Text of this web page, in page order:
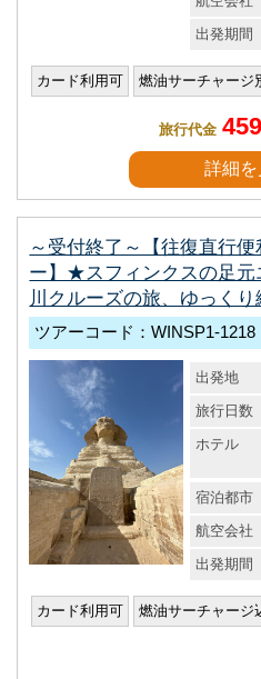
出発期間
カード利用可 燃油サーチャージ
旅行代金
詳細を
～受付終了～【往復直行
ー】★スフィンクスの足
川クルーズの旅、ゆっく
ツアーコード：WINSP1-1218
出発地
旅行日数
ホテル
宿泊都市
航空会社
出発期間
カード利用可 燃油サーチャージ